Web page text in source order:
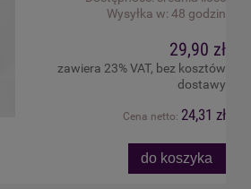
Wysyłka w: 48 godzin
29,90 zł
zawiera 23% VAT, bez kosztów
dostawy
Cena netto: 24,31 zł
do koszyka